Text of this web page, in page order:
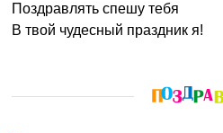
Поздравлять спешу тебя
В твой чудесный праздник я!